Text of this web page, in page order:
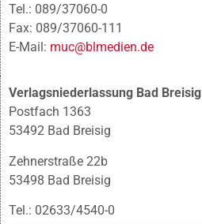
Tel.: 089/37060-0
Fax: 089/37060-111
E-Mail: muc@blmedien.de
Verlagsniederlassung Bad Breisig
Postfach 1363
53492 Bad Breisig
Zehnerstraße 22b
53498 Bad Breisig
Tel.: 02633/4540-0